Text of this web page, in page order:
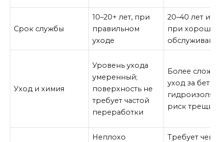
Срок службы
10–20+ лет, при
правильном
уходе
20–40 лет и
при
Уход и химия
Уровень ухода
умеренный;
поверхность не
требует частой
переработки
Более
уход за
риск трещин
Неплохо
Требует чек-